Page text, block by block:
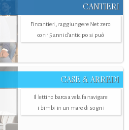
CANTIERI
Fincantieri, raggiungere Net zero
con 15 anni d'anticipo si può
CASE & ARREDI
Il lettino barca a vela fa navigare
i bimbi in un mare di sogni